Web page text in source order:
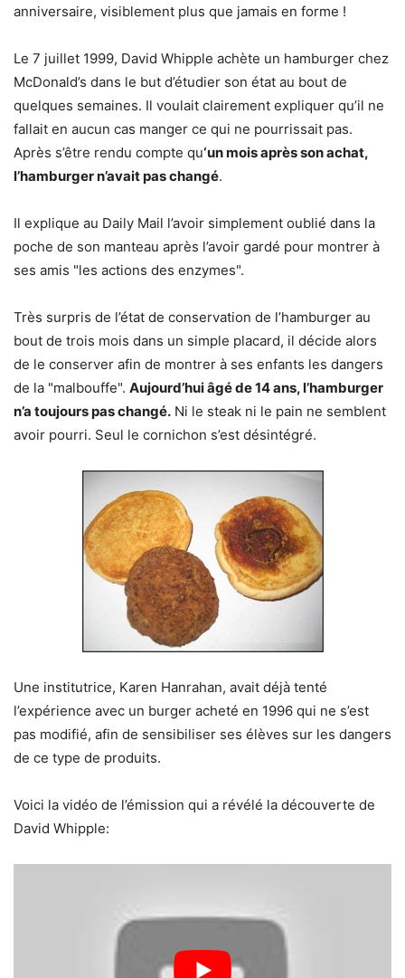
anniversaire, visiblement plus que jamais en forme !
Le 7 juillet 1999, David Whipple achète un hamburger chez
McDonald’s dans le but d’étudier son état au bout de
quelques semaines. Il voulait clairement expliquer qu’il ne
fallait en aucun cas manger ce qui ne pourrissait pas.
Après s’être rendu compte qu‘un mois après son achat,
l’hamburger n’avait pas changé.
Il explique au Daily Mail l’avoir simplement oublié dans la
poche de son manteau après l’avoir gardé pour montrer à
ses amis "les actions des enzymes".
Très surpris de l’état de conservation de l’hamburger au
bout de trois mois dans un simple placard, il décide alors
de le conserver afin de montrer à ses enfants les dangers
de la "malbouffe". Aujourd’hui âgé de 14 ans, l’hamburger
n’a toujours pas changé. Ni le steak ni le pain ne semblent
avoir pourri. Seul le cornichon s’est désintégré.
Une institutrice, Karen Hanrahan, avait déjà tenté
l’expérience avec un burger acheté en 1996 qui ne s’est
pas modifié, afin de sensibiliser ses élèves sur les dangers
de ce type de produits.
Voici la vidéo de l’émission qui a révélé la découverte de
David Whipple: